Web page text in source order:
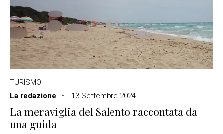
TURISMO
La redazione
13 Settembre 2024
La meraviglia del Salento raccontata da
una guida